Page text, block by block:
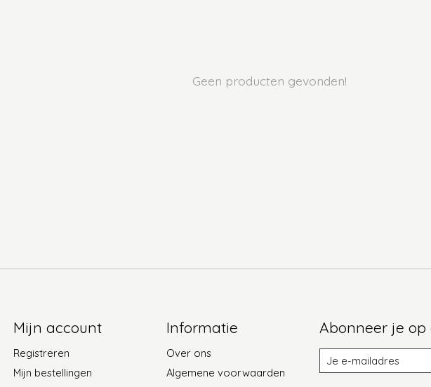
Geen producten gevonden!
Mijn account
Registreren
Mijn bestellingen
Informatie
Over ons
Algemene voorwaarden
Abonneer je op